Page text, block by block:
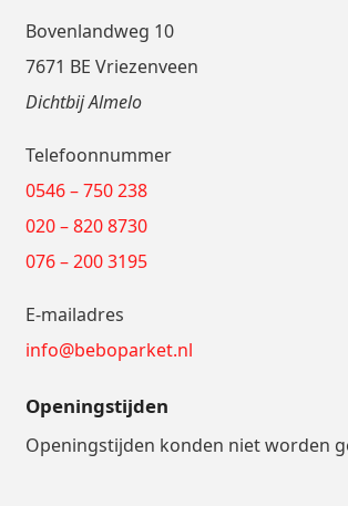
Bovenlandweg 10
7671 BE Vriezenveen
Dichtbij Almelo
Telefoonnummer
0546 – 750 238
020 – 820 8730
076 – 200 3195
E-mailadres
info@beboparket.nl
Openingstijden
Openingstijden konden niet worden